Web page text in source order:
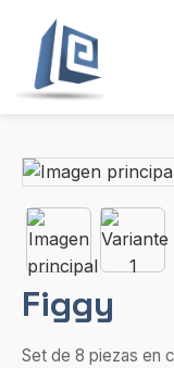
Figgy
Set de 8 piezas en